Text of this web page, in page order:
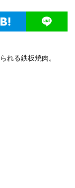
れる鉄板焼肉。